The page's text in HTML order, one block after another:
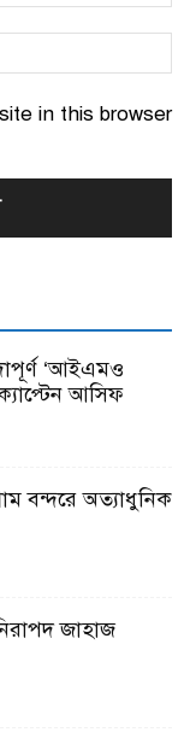
in this browser
‘আইএমও
ক্যাপ্টেন আসিফ
বন্দরে অত্যাধুনিক
জাহাজ